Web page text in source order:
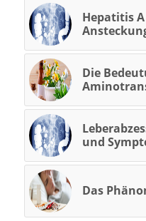
Hepatitis
Die
und
Das